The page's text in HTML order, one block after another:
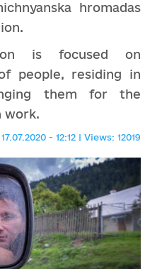
hromadas
is focused on
people, residing in
them for the
work.
17.07.2020 - 12:12 | Views: 12019